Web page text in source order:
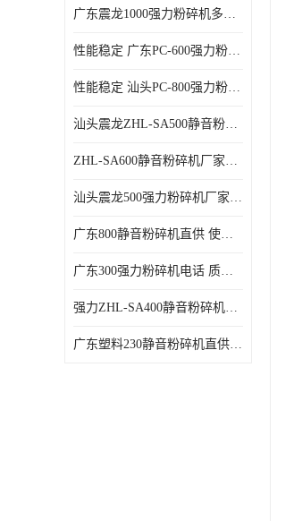
广东震龙1000强力粉碎机多少钱一台 使用方便
性能稳定 广东PC-600强力粉碎机电话
性能稳定 汕头PC-800强力粉碎机厂家批发
汕头震龙ZHL-SA500静音粉碎机多少钱一台
ZHL-SA600静音粉碎机厂家电话 质量可靠
汕头震龙500强力粉碎机厂家批发 噪音低
广东800静音粉碎机直供 使用寿命长
广东300强力粉碎机电话 质量可靠
强力ZHL-SA400静音粉碎机多少钱一台 密封防尘
广东塑料230静音粉碎机直供 使用寿命长